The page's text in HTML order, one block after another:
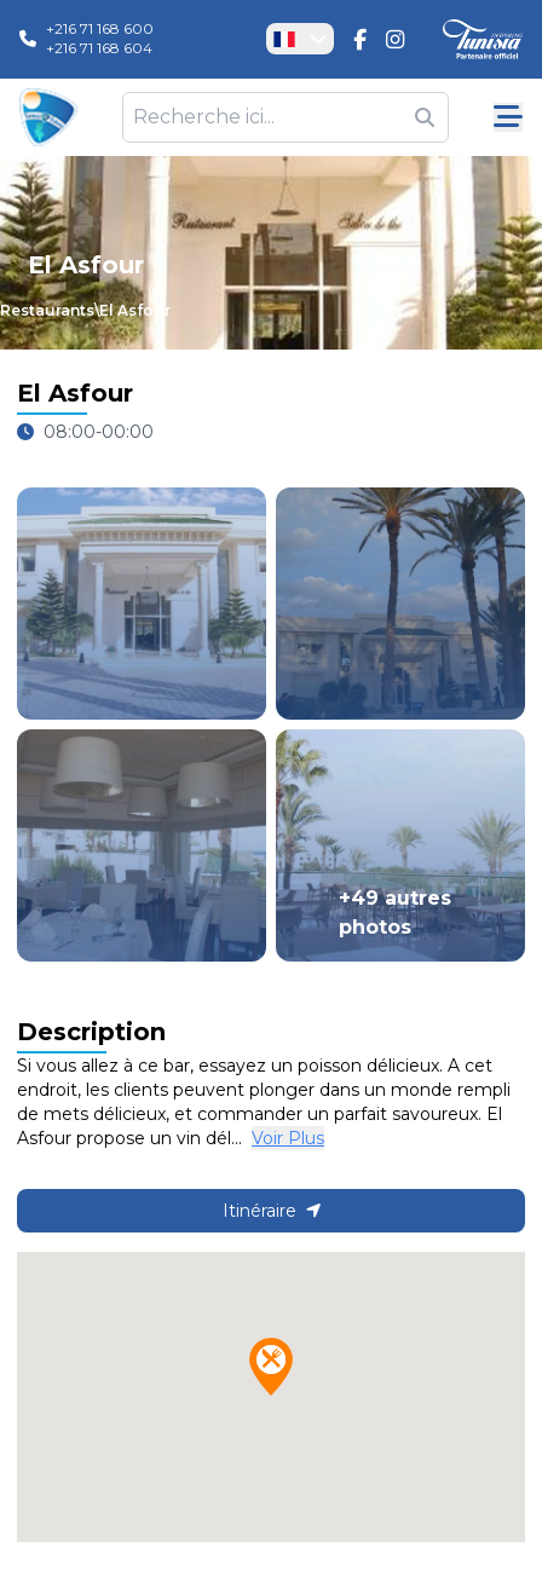
+216 71 168 600
+216 71 168 604
El Asfour
Restaurants\El Asfour
El Asfour
08:00-00:00
+49 autres
photos
Description
Si vous allez à ce bar, essayez un poisson délicieux. A cet
endroit, les clients peuvent plonger dans un monde rempli
de mets délicieux, et commander un parfait savoureux. El
Asfour propose un vin dél... Voir Plus
Itinéraire